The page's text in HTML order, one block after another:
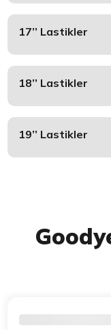
17’’ Lastikler
18’’ Lastikler
19’’ Lastikler